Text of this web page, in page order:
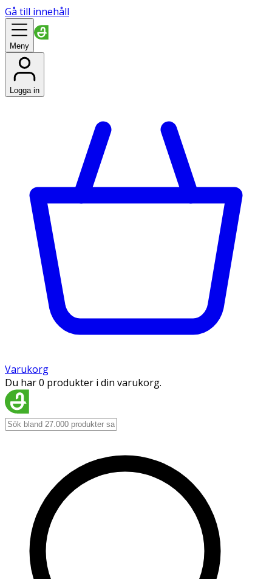
Gå till innehåll
Meny
Logga in
Varukorg
Du har 0 produkter i din varukorg.